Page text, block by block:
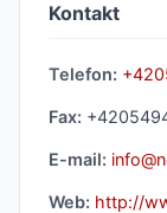
Kontakt
Telefon:
Fax:
E-mail:
Web: http://